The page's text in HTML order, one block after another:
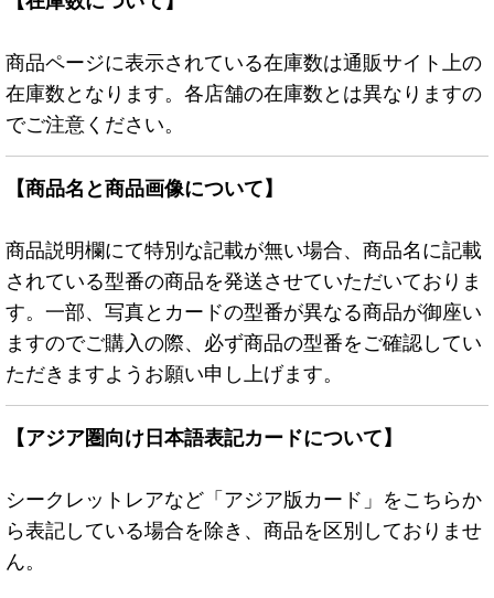
商品ページに表示されている在庫数は通販サイト上の
在庫数となります。各店舗の在庫数とは異なりますの
でご注意ください。
【商品名と商品画像について】
商品説明欄にて特別な記載が無い場合、商品名に記載
されている型番の商品を発送させていただいておりま
す。一部、写真とカードの型番が異なる商品が御座い
ますのでご購入の際、必ず商品の型番をご確認してい
ただきますようお願い申し上げます。
【アジア圏向け日本語表記カードについて】
シークレットレアなど「アジア版カード」をこちらか
ら表記している場合を除き、商品を区別しておりませ
ん。